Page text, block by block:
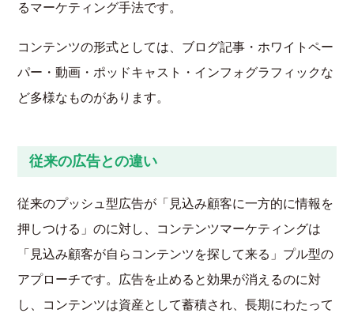
るマーケティング手法です。
コンテンツの形式としては、ブログ記事・ホワイトペー
パー・動画・ポッドキャスト・インフォグラフィックな
ど多様なものがあります。
従来の広告との違い
従来のプッシュ型広告が「見込み顧客に一方的に情報を
押しつける」のに対し、コンテンツマーケティングは
「見込み顧客が自らコンテンツを探して来る」プル型の
アプローチです。広告を止めると効果が消えるのに対
し、コンテンツは資産として蓄積され、長期にわたって